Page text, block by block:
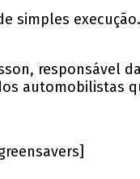
simples
responsável
automobilistas